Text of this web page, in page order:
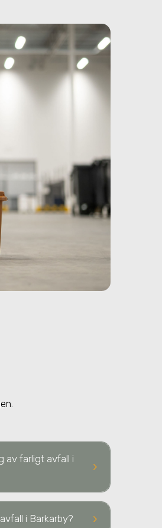
keyboard_arrow_right
av farligt avfall i
keyboard_arrow_right
i Barkarby?